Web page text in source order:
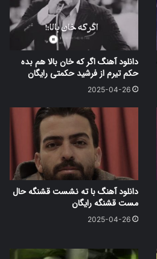
دانلود آهنگ اگر که خان بالا هم بده
حکم تیرم از فرشید حکمتی رایگان
2025-04-26
دانلود آهنگ با ته نشست قشنگه حال
مست قشنگه رایگان
2025-04-26